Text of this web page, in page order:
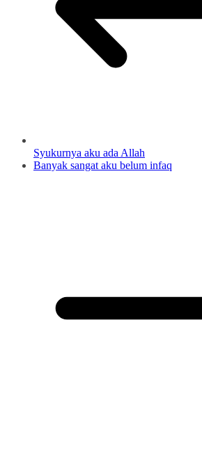
Syukurnya aku ada Allah
Banyak sangat aku belum infaq